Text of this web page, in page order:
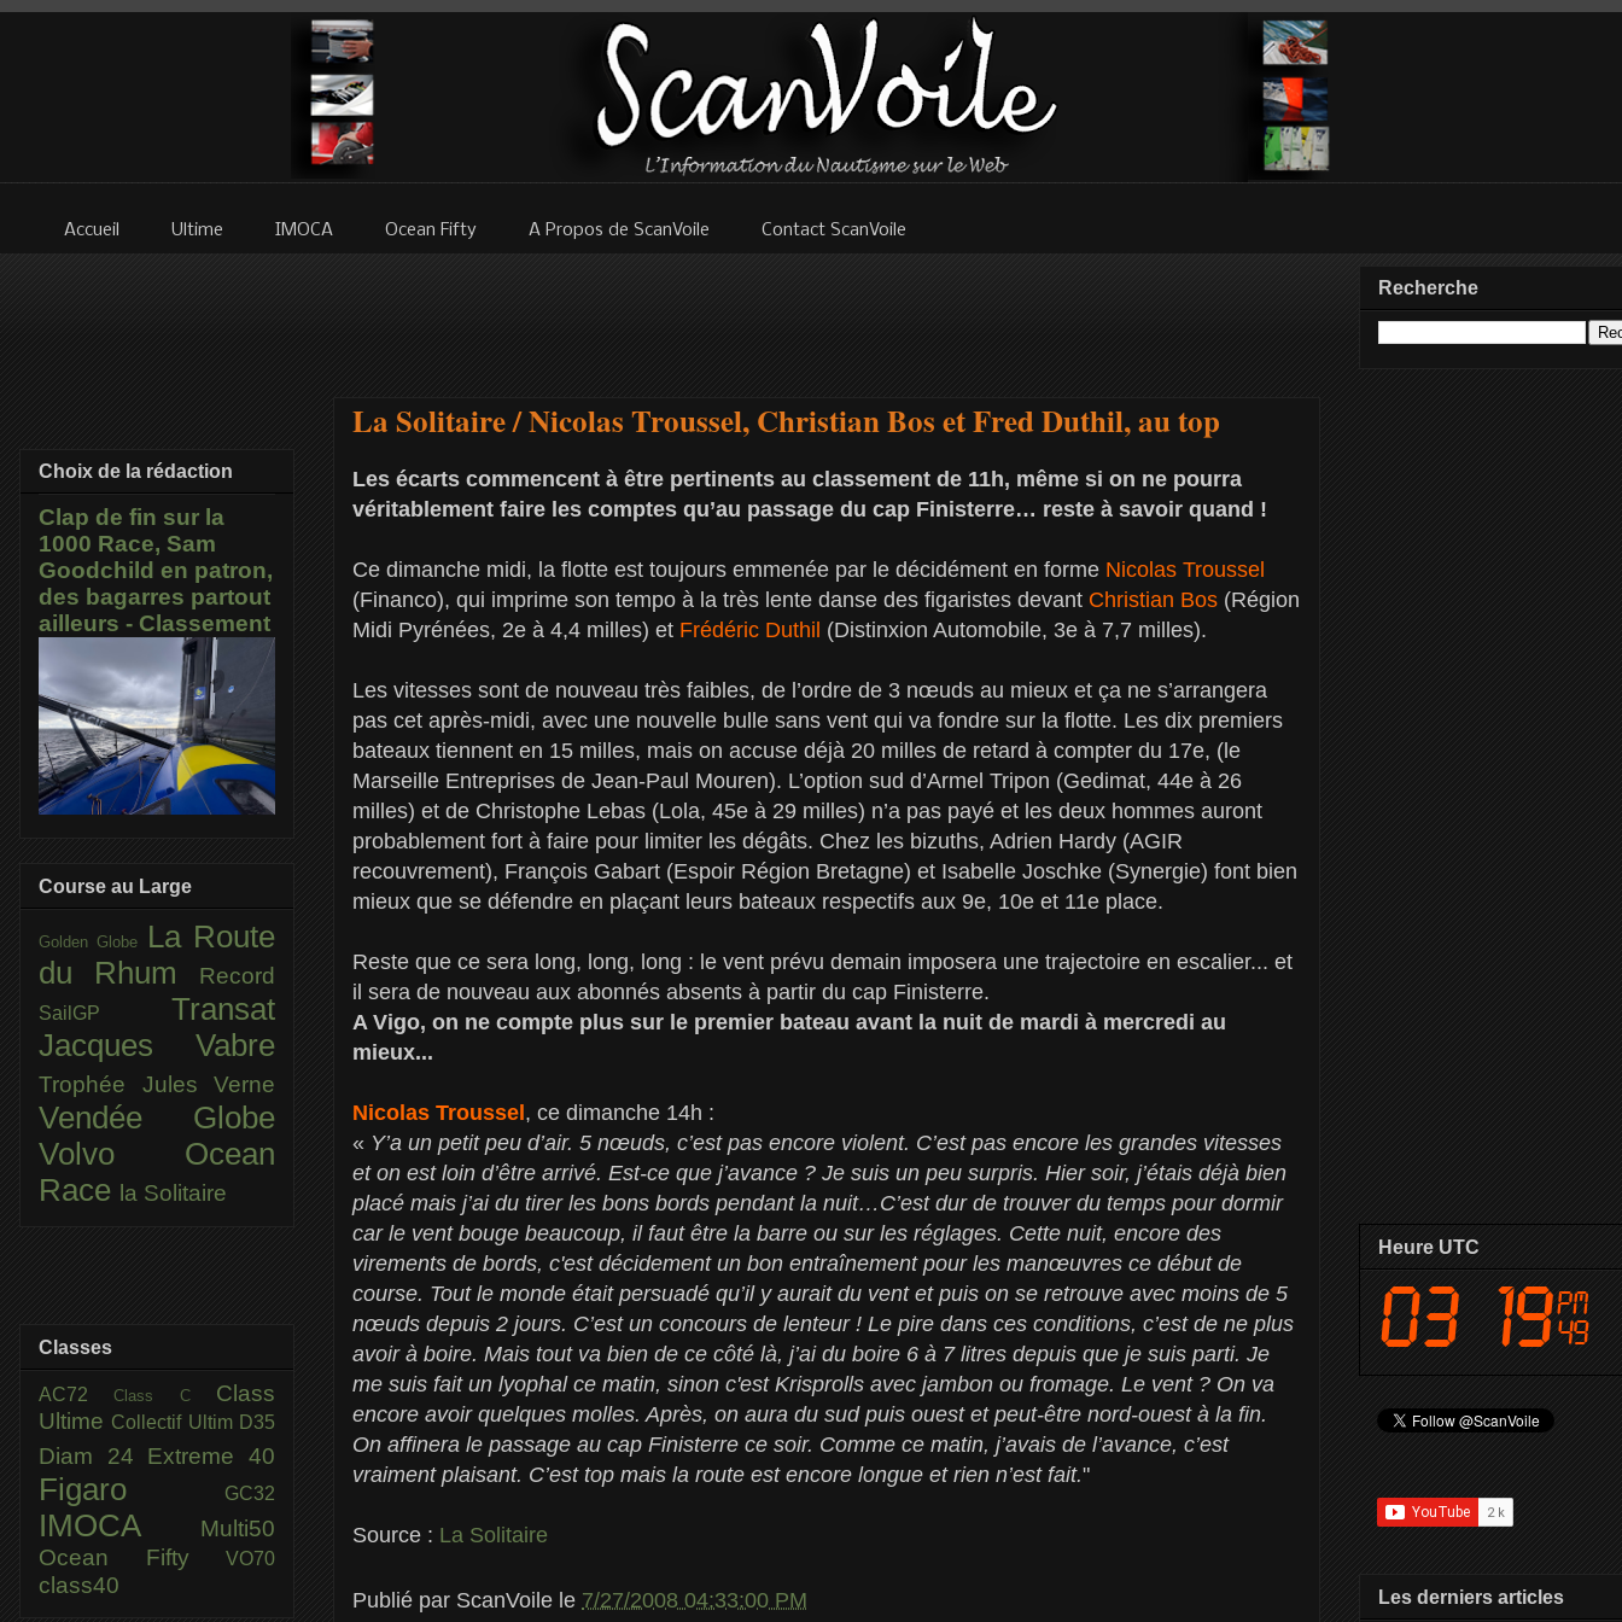
Accueil Ultime IMOCA Ocean Fifty A Propos de ScanVoile Contact ScanVoile
La Solitaire / Nicolas Troussel, Christian Bos et Fred Duthil, au top
Les écarts commencent à être pertinents au classement de 11h, même si on ne pourra
véritablement faire les comptes qu’au passage du cap Finisterre… reste à savoir quand !
Ce dimanche midi, la flotte est toujours emmenée par le décidément en forme Nicolas Troussel
(Financo), qui imprime son tempo à la très lente danse des figaristes devant Christian Bos (Région
Midi Pyrénées, 2e à 4,4 milles) et Frédéric Duthil (Distinxion Automobile, 3e à 7,7 milles).
Les vitesses sont de nouveau très faibles, de l’ordre de 3 nœuds au mieux et ça ne s’arrangera
pas cet après-midi, avec une nouvelle bulle sans vent qui va fondre sur la flotte. Les dix premiers
bateaux tiennent en 15 milles, mais on accuse déjà 20 milles de retard à compter du 17e, (le
Marseille Entreprises de Jean-Paul Mouren). L’option sud d’Armel Tripon (Gedimat, 44e à 26
milles) et de Christophe Lebas (Lola, 45e à 29 milles) n’a pas payé et les deux hommes auront
probablement fort à faire pour limiter les dégâts. Chez les bizuths, Adrien Hardy (AGIR
recouvrement), François Gabart (Espoir Région Bretagne) et Isabelle Joschke (Synergie) font bien
mieux que se défendre en plaçant leurs bateaux respectifs aux 9e, 10e et 11e place.
Reste que ce sera long, long, long : le vent prévu demain imposera une trajectoire en escalier... et
il sera de nouveau aux abonnés absents à partir du cap Finisterre.
A Vigo, on ne compte plus sur le premier bateau avant la nuit de mardi à mercredi au
mieux...
Nicolas Troussel, ce dimanche 14h :
« Y’a un petit peu d’air. 5 nœuds, c’est pas encore violent. C’est pas encore les grandes vitesses
et on est loin d’être arrivé. Est-ce que j’avance ? Je suis un peu surpris. Hier soir, j’étais déjà bien
placé mais j’ai du tirer les bons bords pendant la nuit…C’est dur de trouver du temps pour dormir
car le vent bouge beaucoup, il faut être la barre ou sur les réglages. Cette nuit, encore des
virements de bords, c'est décidement un bon entraînement pour les manœuvres ce début de
course. Tout le monde était persuadé qu’il y aurait du vent et puis on se retrouve avec moins de 5
nœuds depuis 2 jours. C’est un concours de lenteur ! Le pire dans ces conditions, c’est de ne plus
avoir à boire. Mais tout va bien de ce côté là, j’ai du boire 6 à 7 litres depuis que je suis parti. Je
me suis fait un lyophal ce matin, sinon c'est Krisprolls avec jambon ou fromage. Le vent ? On va
encore avoir quelques molles. Après, on aura du sud puis ouest et peut-être nord-ouest à la fin.
On affinera le passage au cap Finisterre ce soir. Comme ce matin, j’avais de l’avance, c’est
vraiment plaisant. C’est top mais la route est encore longue et rien n’est fait."
Source : La Solitaire
Publié par ScanVoile le 7/27/2008 04:33:00 PM
Choix de la rédaction
Clap de fin sur la
1000 Race, Sam
Goodchild en patron,
des bagarres partout
ailleurs - Classement
Course au Large
Golden Globe
La Route
du Rhum
Record
SailGP Transat
Jacques Vabre
Trophée Jules Verne
Vendée Globe
Volvo Ocean
Race la Solitaire
Classes
AC72Class C Class
Ultime Collectif Ultim D35
Diam 24 Extreme 40
Figaro GC32
IMOCA
Multi50
Ocean Fifty
VO70
class40
Recherche
Heure UTC
Les derniers articles